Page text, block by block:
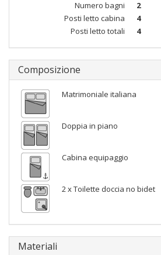
Numero bagni
2
Posti letto cabina
4
Posti letto totali
4
Composizione
Matrimoniale italiana
Doppia in piano
Cabina equipaggio
2 x Toilette doccia no bidet
Materiali